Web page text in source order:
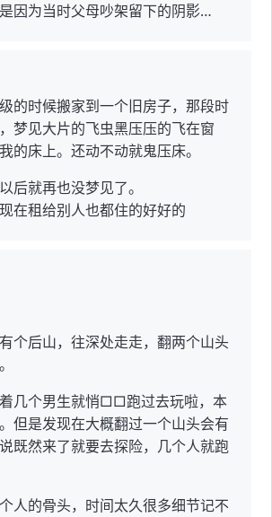
因为当时父母吵架留下的阴影…
的时候搬家到一个旧房子，那段时
梦见大片的飞虫黑压压的飞在窗
的床上。还动不动就鬼压床。
后就再也没梦见了。
在租给别人也都住的好好的
个后山，往深处走走，翻两个山头
几个男生就悄□□跑过去玩啦，本
但是发现在大概翻过一个山头会有
既然来了就要去探险，几个人就跑
人的骨头，时间太久很多细节记不